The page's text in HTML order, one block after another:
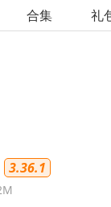
合集 礼
3.36.1